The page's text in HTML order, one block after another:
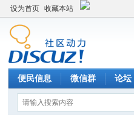
设为首页 收藏本站
便民信息 微信群 论坛